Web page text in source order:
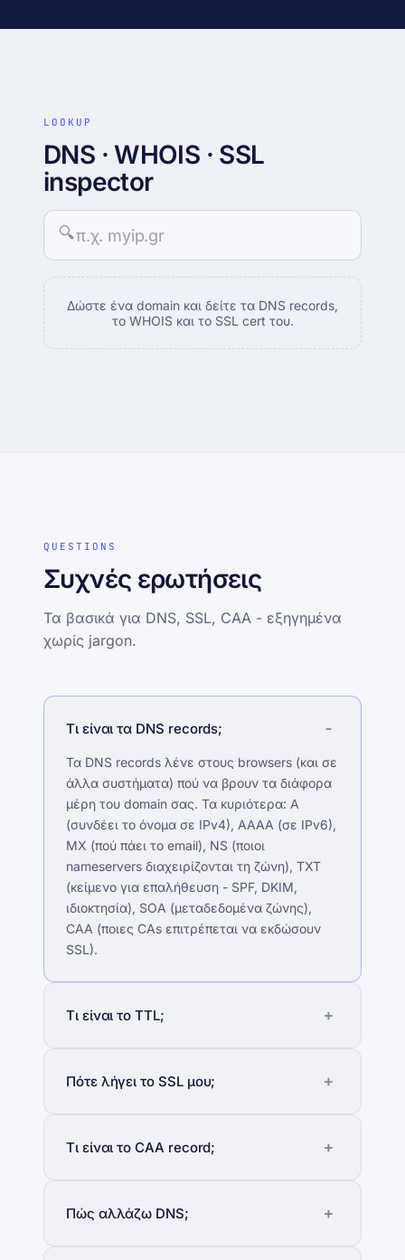
Δωρεάν μεταφορά site
LOOKUP
DNS · WHOIS · SSL
inspector
🔍
Δώστε ένα domain
Δώστε ένα domain και δείτε τα DNS records,
το WHOIS και το SSL cert του.
QUESTIONS
Συχνές ερωτήσεις
Τα βασικά για DNS, SSL, CAA - εξηγημένα
χωρίς jargon.
Τι είναι τα DNS records;
Τα DNS records λένε στους browsers (και σε
άλλα συστήματα) πού να βρουν τα διάφορα
μέρη του domain σας. Τα κυριότερα: A
(συνδέει το όνομα σε IPv4), AAAA (σε IPv6),
MX (πού πάει το email), NS (ποιοι
nameservers διαχειρίζονται τη ζώνη), TXT
(κείμενο για επαλήθευση - SPF, DKIM,
ιδιοκτησία), SOA (μεταδεδομένα ζώνης),
CAA (ποιες CAs επιτρέπεται να εκδώσουν
SSL).
Τι είναι το TTL;
Πότε λήγει το SSL μου;
Τι είναι το CAA record;
Πώς αλλάζω DNS;